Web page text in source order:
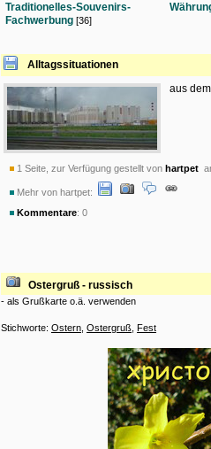
Traditionelles-Souvenirs-
Fachwerbung [36]
Alltagssituationen
aus
1 Seite, zur Verfügung gestellt von hartpet
Mehr von hartpet:
Kommentare: 0
Ostergruß - russisch
- als Grußkarte o.ä. verwenden
Stichworte: Ostern Ostergruß Fest